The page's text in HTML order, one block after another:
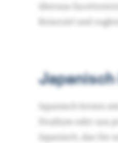
überaus
Reiseziel und
Japanisch lernen
Studium oder aus
Japanisch, das